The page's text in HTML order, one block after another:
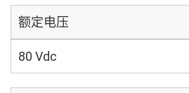
额定电压
80 Vdc